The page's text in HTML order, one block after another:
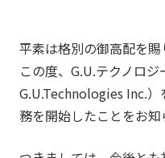
平素は格別の御高配を賜
この度、G.U.テクノロ
G.U.Technologies Inc.
務を開始したことをお知